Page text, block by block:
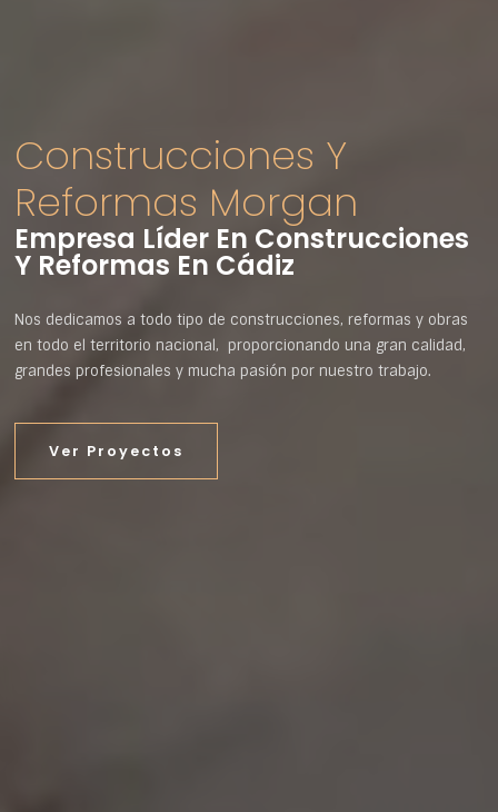
Construcciones Y
Reformas Morgan
Empresa Líder En Construcciones
Y Reformas En Cádiz
Nos dedicamos a todo tipo de construcciones, reformas y obras
en todo el territorio nacional, proporcionando una gran calidad,
grandes profesionales y mucha pasión por nuestro trabajo.
Ver Proyectos